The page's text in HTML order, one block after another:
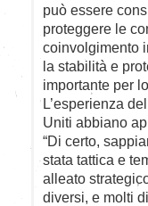
può essere
proteggere le
coinvolgimento
la stabilità e
importante per
L’esperienza
Uniti abbiano
“Di certo,
stata tattica e
alleato
diversi, e molti